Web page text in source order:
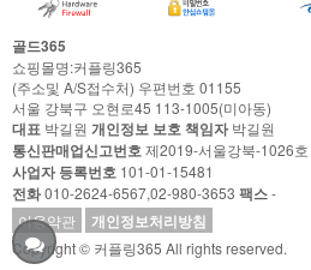
골드365
쇼핑몰명:커플링365
(주소및 A/S접수처) 우편번호 01155
서울 강북구 오현로45 113-1005(미아동)
대표 박길원 개인정보 보호 책임자박길원
통신판매업신고번호제2019-서울강북-1026호
사업자 등록번호 101-01-15481
전화010-2624-6567,02-980-3653 팩스-
이용약관
개인정보처리방침
Copyright © 커플링365 All rights reserved.